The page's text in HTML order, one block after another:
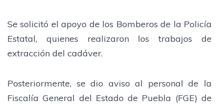
Se solicitó el apoyo de los Bomberos de la Policía
Estatal, quienes realizaron los trabajos de
extracción del cadáver.
Posteriormente, se dio aviso al personal de la
Fiscalía General del Estado de Puebla (FGE) de